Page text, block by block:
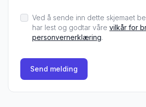
Ved å sende inn dette skjemaet
har lest og godtar våre vilkår for
personvernerklæring.
Send melding